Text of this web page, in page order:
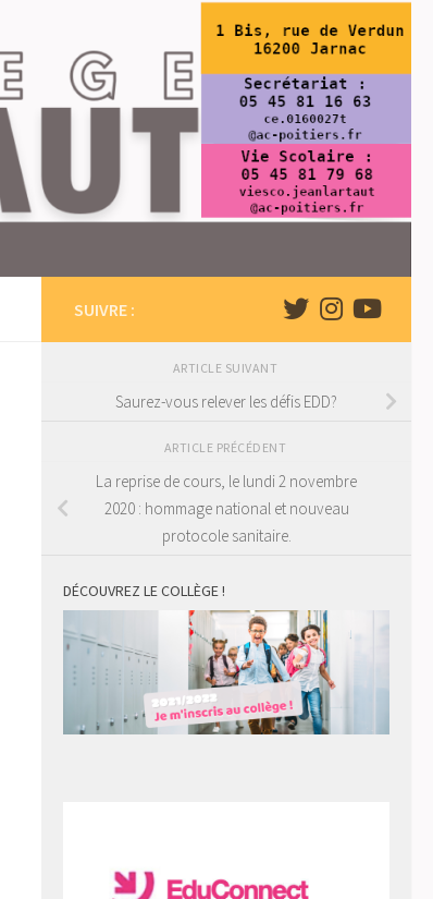
SUIVRE :
ARTICLE SUIVANT
Saurez-vous relever les défis EDD?
ARTICLE PRÉCÉDENT
La reprise de cours, le lundi 2 novembre
2020 : hommage national et nouveau
protocole sanitaire.
DÉCOUVREZ LE COLLÈGE !